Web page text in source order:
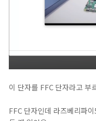
이 단자를 FFC 단자라고 부
FFC 단자인데 라즈베리파